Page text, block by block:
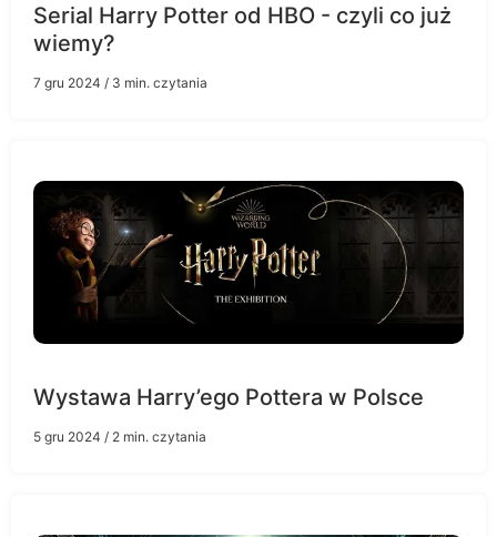
Serial Harry Potter od HBO - czyli co już
wiemy?
7 gru 2024 / 3 min. czytania
Wystawa Harry’ego Pottera w Polsce
5 gru 2024 / 2 min. czytania